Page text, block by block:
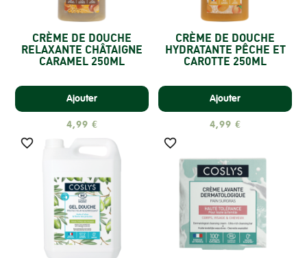
CRÈME DE DOUCHE
RELAXANTE CHÂTAIGNE
CARAMEL 250ML
Ajouter
4,99 €
CRÈME DE DOUCHE
HYDRATANTE PÊCHE ET
CAROTTE 250ML
Ajouter
4,99 €
 